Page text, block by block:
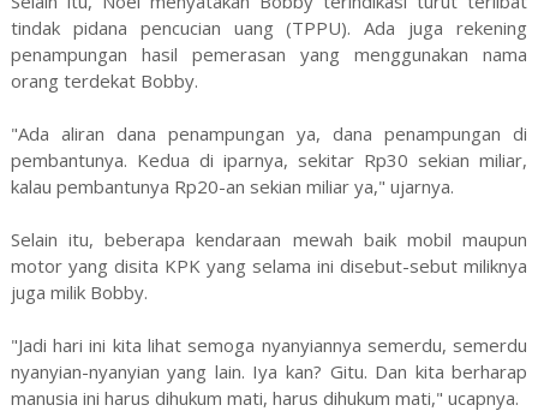
tindak pidana pencucian uang (TPPU). Ada juga rekening
penampungan hasil pemerasan yang menggunakan nama
orang terdekat Bobby.
"Ada aliran dana penampungan ya, dana penampungan di
pembantunya. Kedua di iparnya, sekitar Rp30 sekian miliar,
kalau pembantunya Rp20-an sekian miliar ya," ujarnya.
Selain itu, beberapa kendaraan mewah baik mobil maupun
motor yang disita KPK yang selama ini disebut-sebut miliknya
juga milik Bobby.
"Jadi hari ini kita lihat semoga nyanyiannya semerdu, semerdu
nyanyian-nyanyian yang lain. Iya kan? Gitu. Dan kita berharap
manusia ini harus dihukum mati, harus dihukum mati," ucapnya.